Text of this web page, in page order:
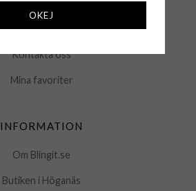
Frågor & Svar
Logga in
Kontakta oss
Mina favoriter
INFORMATION
Om Blingit.se
Butiken i Höganäs
OKEJ